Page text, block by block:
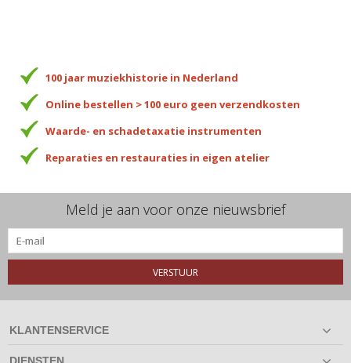
100 jaar muziekhistorie in Nederland
Online bestellen > 100 euro geen verzendkosten
Waarde- en schadetaxatie instrumenten
Reparaties en restauraties in eigen atelier
Meld je aan voor onze nieuwsbrief
VERSTUUR
KLANTENSERVICE
DIENSTEN